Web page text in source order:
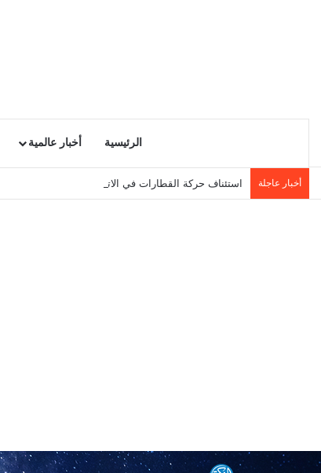
الرئيسية أخبار عالمية
أخبار عاجلة استئناف حركة القطارات في الاتجاهين بأحواز تونس